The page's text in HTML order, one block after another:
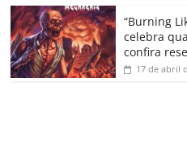
“Burning
celebra
confira
17 de abril